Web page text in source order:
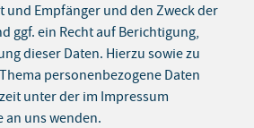
und Empfänger und den Zweck der
ggf. ein Recht auf Berichtigung,
dieser Daten. Hierzu sowie zu
personenbezogene Daten
unter der im Impressum
an uns wenden.